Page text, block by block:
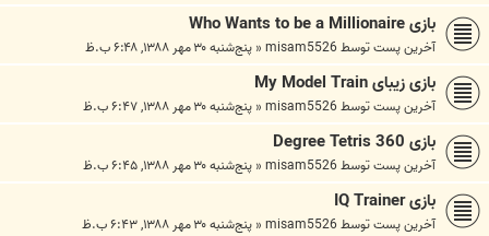
بازی Who Wants to be a Millionaire
آخرین پست توسط misam5526
« پنج‌شنبه ۳۰ مهر ۱۳۸۸, ۶:۴۸ ب.ظ
بازی زیبای My Model Train
آخرین پست توسط misam5526
« پنج‌شنبه ۳۰ مهر ۱۳۸۸, ۶:۴۷ ب.ظ
بازی 360 Degree Tetris
آخرین پست توسط misam5526
« پنج‌شنبه ۳۰ مهر ۱۳۸۸, ۶:۴۵ ب.ظ
بازی IQ Trainer
آخرین پست توسط misam5526
« پنج‌شنبه ۳۰ مهر ۱۳۸۸, ۶:۴۳ ب.ظ